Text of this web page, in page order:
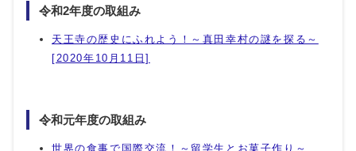
令和2年度の取組み
天王寺の歴史にふれよう！～真田幸村の謎を探る～
[2020年10月11日]
令和元年度の取組み
世界の食事で国際交流！～留学生とお菓子作り～